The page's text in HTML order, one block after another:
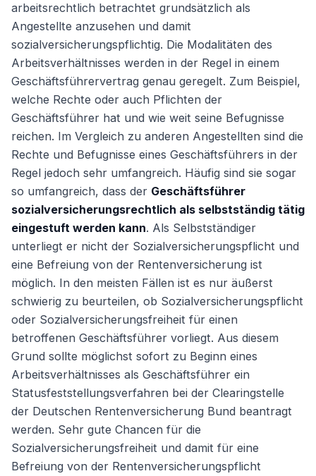
arbeitsrechtlich betrachtet grundsätzlich als
Angestellte anzusehen und damit
sozialversicherungspflichtig. Die Modalitäten des
Arbeitsverhältnisses werden in der Regel in einem
Geschäftsführervertrag genau geregelt. Zum Beispiel,
welche Rechte oder auch Pflichten der
Geschäftsführer hat und wie weit seine Befugnisse
reichen. Im Vergleich zu anderen Angestellten sind die
Rechte und Befugnisse eines Geschäftsführers in der
Regel jedoch sehr umfangreich. Häufig sind sie sogar
so umfangreich, dass der Geschäftsführer
sozialversicherungsrechtlich als selbstständig tätig
eingestuft werden kann. Als Selbstständiger
unterliegt er nicht der Sozialversicherungspflicht und
eine Befreiung von der Rentenversicherung ist
möglich. In den meisten Fällen ist es nur äußerst
schwierig zu beurteilen, ob Sozialversicherungspflicht
oder Sozialversicherungsfreiheit für einen
betroffenen Geschäftsführer vorliegt. Aus diesem
Grund sollte möglichst sofort zu Beginn eines
Arbeitsverhältnisses als Geschäftsführer ein
Statusfeststellungsverfahren bei der Clearingstelle
der Deutschen Rentenversicherung Bund beantragt
werden. Sehr gute Chancen für die
Sozialversicherungsfreiheit und damit für eine
Befreiung von der Rentenversicherungspflicht